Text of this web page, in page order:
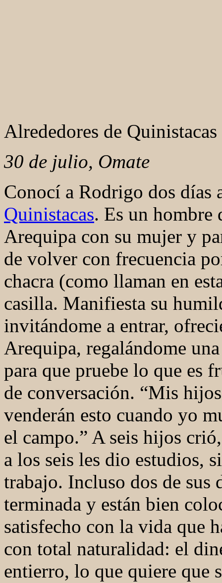
Alrededores de Quinistacas
30 de julio, Omate
Conocí a Rodrigo dos días
Quinistacas. Es un hombre
Arequipa con su mujer y
de volver con frecuencia
chacra (como llaman en
casilla. Manifiesta su
invitándome a entrar,
Arequipa, regalándome
para que pruebe lo que es
de conversación. “Mis
venderán esto cuando yo
el campo.” A seis hijos
a los seis les dio estudios,
trabajo. Incluso dos de sus
terminada y están bien
satisfecho con la vida que
con total naturalidad: el
entierro, lo que quiere que